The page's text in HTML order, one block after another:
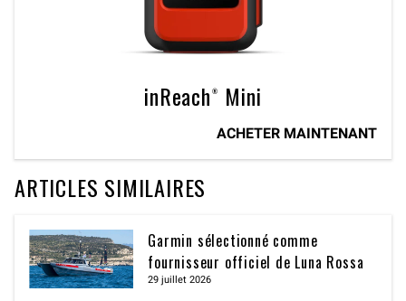
inReach® Mini
ACHETER MAINTENANT
ARTICLES SIMILAIRES
Garmin sélectionné comme
fournisseur officiel de Luna Rossa
29 juillet 2026